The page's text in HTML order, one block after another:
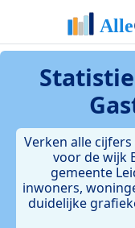
Verken alle
voor de wijk
gemeente
inwoners,
duidelijke